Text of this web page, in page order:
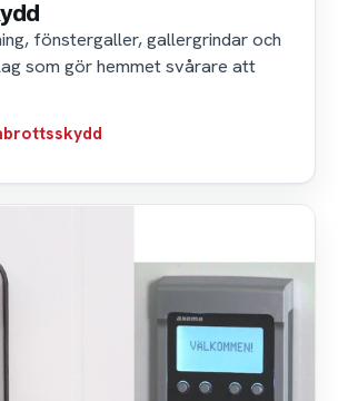
fönstergaller, gallergrindar och
som gör hemmet svårare att